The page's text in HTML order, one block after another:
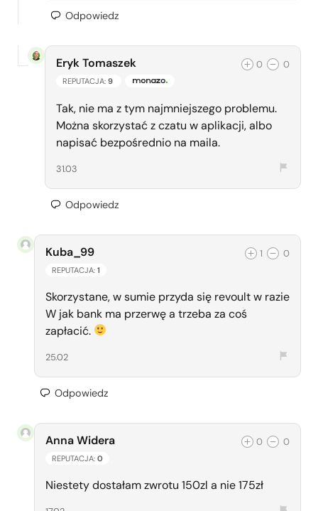
Odpowiedz
Eryk Tomaszek
REPUTACJA: 9 ZESPÓŁ MONAZO
0 0
Tak, nie ma z tym najmniejszego problemu.
Można skorzystać z czatu w aplikacji, albo
napisać bezpośrednio na maila.
31.03
Odpowiedz
Kuba_99
REPUTACJA: 1
1 0
Skorzystane, w sumie przyda się revoult w razie
W jak bank ma przerwę a trzeba za coś
zapłacić.
25.02
Odpowiedz
Anna Widera
REPUTACJA: 0
0 0
Niestety dostałam zwrotu 150zl a nie 175zł